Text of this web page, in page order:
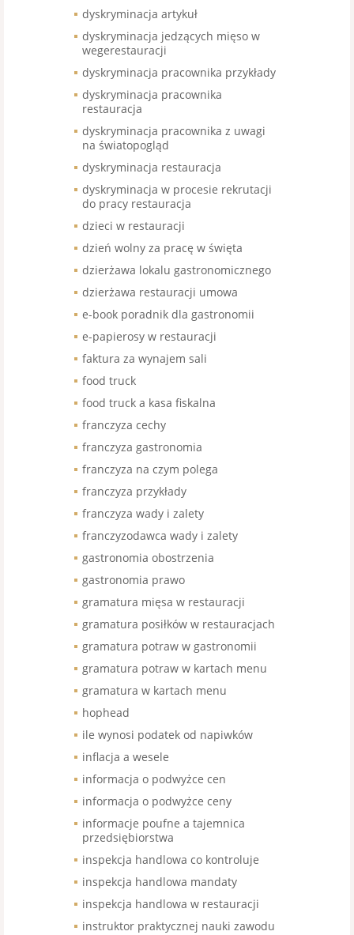
dyskryminacja artykuł
dyskryminacja jedzących mięso w
wegerestauracji
dyskryminacja pracownika przykłady
dyskryminacja pracownika
restauracja
dyskryminacja pracownika z uwagi
na światopogląd
dyskryminacja restauracja
dyskryminacja w procesie rekrutacji
do pracy restauracja
dzieci w restauracji
dzień wolny za pracę w święta
dzierżawa lokalu gastronomicznego
dzierżawa restauracji umowa
e-book poradnik dla gastronomii
e-papierosy w restauracji
faktura za wynajem sali
food truck
food truck a kasa fiskalna
franczyza cechy
franczyza gastronomia
franczyza na czym polega
franczyza przykłady
franczyza wady i zalety
franczyzodawca wady i zalety
gastronomia obostrzenia
gastronomia prawo
gramatura mięsa w restauracji
gramatura posiłków w restauracjach
gramatura potraw w gastronomii
gramatura potraw w kartach menu
gramatura w kartach menu
hophead
ile wynosi podatek od napiwków
inflacja a wesele
informacja o podwyżce cen
informacja o podwyżce ceny
informacje poufne a tajemnica
przedsiębiorstwa
inspekcja handlowa co kontroluje
inspekcja handlowa mandaty
inspekcja handlowa w restauracji
instruktor praktycznej nauki zawodu